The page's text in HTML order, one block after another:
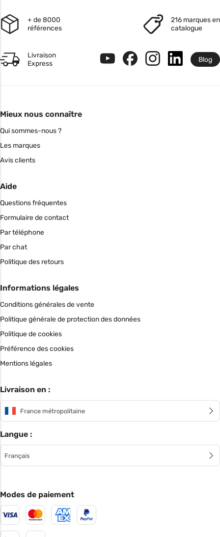
+ de 8000
références
216 marques en
catalogue
Livraison
Express
Blog
Mieux nous connaître
Qui sommes-nous ?
Les marques
Avis clients
Aide
Questions fréquentes
Formulaire de contact
Par téléphone
Par chat
Politique des retours
Informations légales
Conditions générales de vente
Politique générale de protection des données
Politique de cookies
Préférence des cookies
Mentions légales
Livraison en :
France métropolitaine
Langue :
Français
Modes de paiement